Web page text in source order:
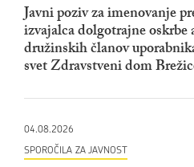
Javni poziv za imenovanje
izvajalca dolgotrajne
družinskih članov
svet Zdravstveni dom
04.08.2026
SPOROČILA ZA JAVNOST